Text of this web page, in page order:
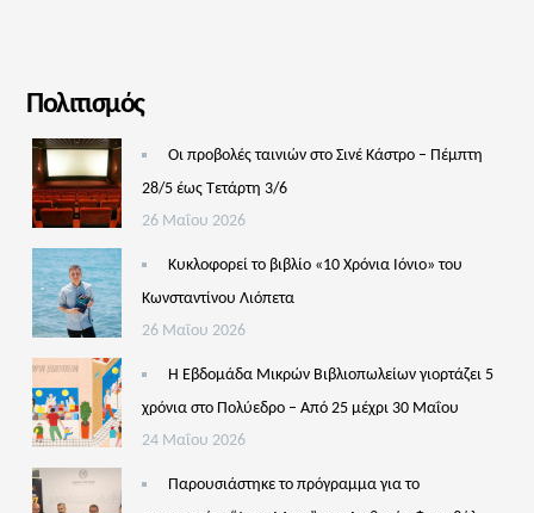
Πολιτισμός
Οι προβολές ταινιών στο Σινέ Κάστρο – Πέμπτη
28/5 έως Τετάρτη 3/6
26 Μαΐου 2026
Κυκλοφορεί το βιβλίο «10 Χρόνια Ιόνιο» του
Κωνσταντίνου Λιόπετα
26 Μαΐου 2026
Η Εβδομάδα Μικρών Βιβλιοπωλείων γιορτάζει 5
χρόνια στο Πολύεδρο – Από 25 μέχρι 30 Μαΐου
24 Μαΐου 2026
Παρουσιάστηκε το πρόγραμμα για το